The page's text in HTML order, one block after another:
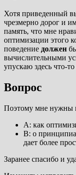
Хотя приведенный
чрезмерно дорог и
память, что мне
оптимизации этого
поведение должен
вычислительными
упускаю здесь что-
Вопрос
Поэтому мне нужны
A: как
B: о
дает более
Заранее спасибо и